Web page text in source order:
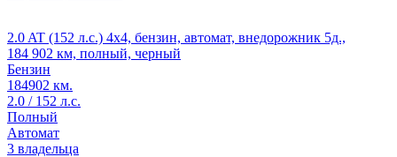
2.0 AT (152 л.с.) 4x4, бензин, автомат, внедорожник 5д.,
184 902 км, полный, черный
Бензин
184902 км.
2.0 / 152 л.с.
Полный
Автомат
3 владельца